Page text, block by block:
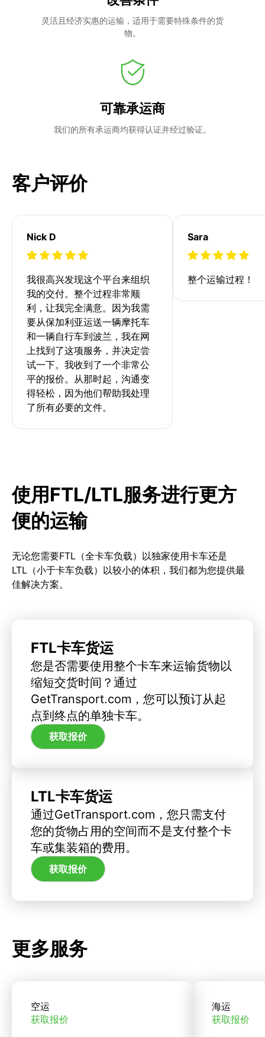
灵活且经济实惠的运输，适用于需要特殊条件的货
物。
可靠承运商
我们的所有承运商均获得认证并经过验证。
客户评价
Nick D
我很高兴发现这个平台来组织
我的交付。整个过程非常顺
利，让我完全满意。因为我需
要从保加利亚运送一辆摩托车
和一辆自行车到波兰，我在网
上找到了这项服务，并决定尝
试一下。我收到了一个非常公
平的报价。从那时起，沟通变
得轻松，因为他们帮助我处理
了所有必要的文件。
Sara
整个运输过程！
使用FTL/LTL服务进行更方
便的运输
无论您需要FTL（全卡车负载）以独家使用卡车还是
LTL（小于卡车负载）以较小的体积，我们都为您提供最
佳解决方案。
FTL卡车货运
您是否需要使用整个卡车来运输货物以
缩短交货时间？通过
GetTransport.com，您可以预订从起
点到终点的单独卡车。
获取报价
LTL卡车货运
通过GetTransport.com，您只需支付
您的货物占用的空间而不是支付整个卡
车或集装箱的费用。
获取报价
更多服务
空运
获取报价
海运
获取报价